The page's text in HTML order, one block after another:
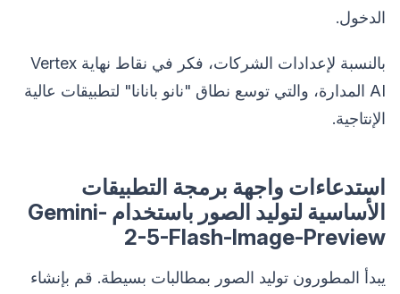
الدخول.
بالنسبة لإعدادات الشركات، فكر في نقاط نهاية Vertex
AI المدارة، والتي توسع نطاق "نانو بانانا" لتطبيقات عالية
الإنتاجية.
استدعاءات واجهة برمجة التطبيقات
الأساسية لتوليد الصور باستخدام Gemini-
2-5-Flash-Image-Preview
يبدأ المطورون توليد الصور بمطالبات بسيطة. قم بإنشاء